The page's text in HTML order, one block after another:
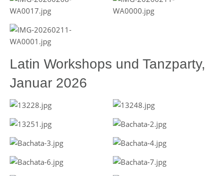
Latin Workshops und Tanzparty,
Januar 2026